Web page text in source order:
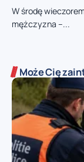
W środę
mężczyzna –...
Może Cię